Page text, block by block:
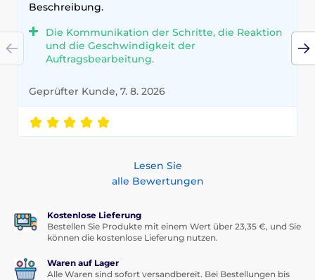
Beschreibung.
Die Kommunikation der Schritte, die Reaktion
und die Geschwindigkeit der
Auftragsbearbeitung.
Geprüfter Kunde, 7. 8. 2026
Lesen Sie
alle Bewertungen
Kostenlose Lieferung
Bestellen Sie Produkte mit einem Wert über 23,35 €, und Sie
können die kostenlose Lieferung nutzen.
Waren auf Lager
Alle Waren sind sofort versandbereit. Bei Bestellungen bis